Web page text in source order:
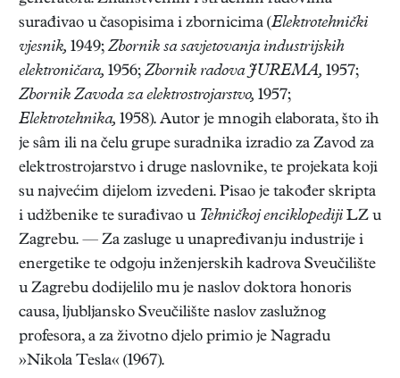
surađivao u časopisima i zbornicima (Elektrotehnički
vjesnik, 1949; Zbornik sa savjetovanja industrijskih
elektroničara, 1956; Zbornik radova JUREMA, 1957;
Zbornik Zavoda za elektrostrojarstvo, 1957;
Elektrotehnika, 1958). Autor je mnogih elaborata, što ih
je sâm ili na čelu grupe suradnika izradio za Zavod za
elektrostrojarstvo i druge naslovnike, te projekata koji
su najvećim dijelom izvedeni. Pisao je također skripta
i udžbenike te surađivao u Tehničkoj enciklopediji LZ u
Zagrebu. — Za zasluge u unapređivanju industrije i
energetike te odgoju inženjerskih kadrova Sveučilište
u Zagrebu dodijelilo mu je naslov doktora honoris
causa, ljubljansko Sveučilište naslov zaslužnog
profesora, a za životno djelo primio je Nagradu
»Nikola Tesla« (1967).